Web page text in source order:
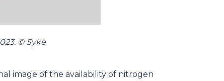
© Syke
image of the availability of nitrogen